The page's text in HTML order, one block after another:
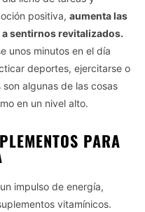
to third parties, or
positiva, aumenta las
sentirnos revitalizados.
unos minutos en el día
deportes, ejercitarse o
algunas de las cosas
en un nivel alto.
PARA
impulso de energía,
vitamínicos.